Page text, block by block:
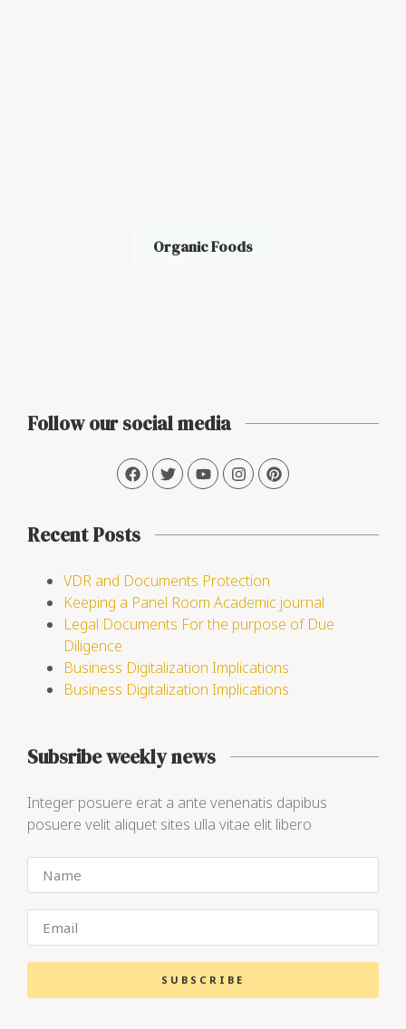
Organic Foods
Follow our social media
Recent Posts
VDR and Documents Protection
Keeping a Panel Room Academic journal
Legal Documents For the purpose of Due
Diligence
Business Digitalization Implications
Business Digitalization Implications
Subsribe weekly news
Integer posuere erat a ante venenatis dapibus
posuere velit aliquet sites ulla vitae elit libero
SUBSCRIBE